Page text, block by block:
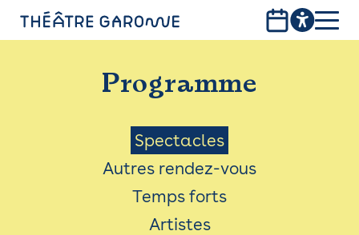
PROGRAMME
INFOS PRATIQUES
AVEC LES PUBLICS
ACCESSIBILITÉ
LES PRODUCTIONS
Programme
Menu
Saison
Spectacles
Autres rendez-vous
Temps forts
Artistes